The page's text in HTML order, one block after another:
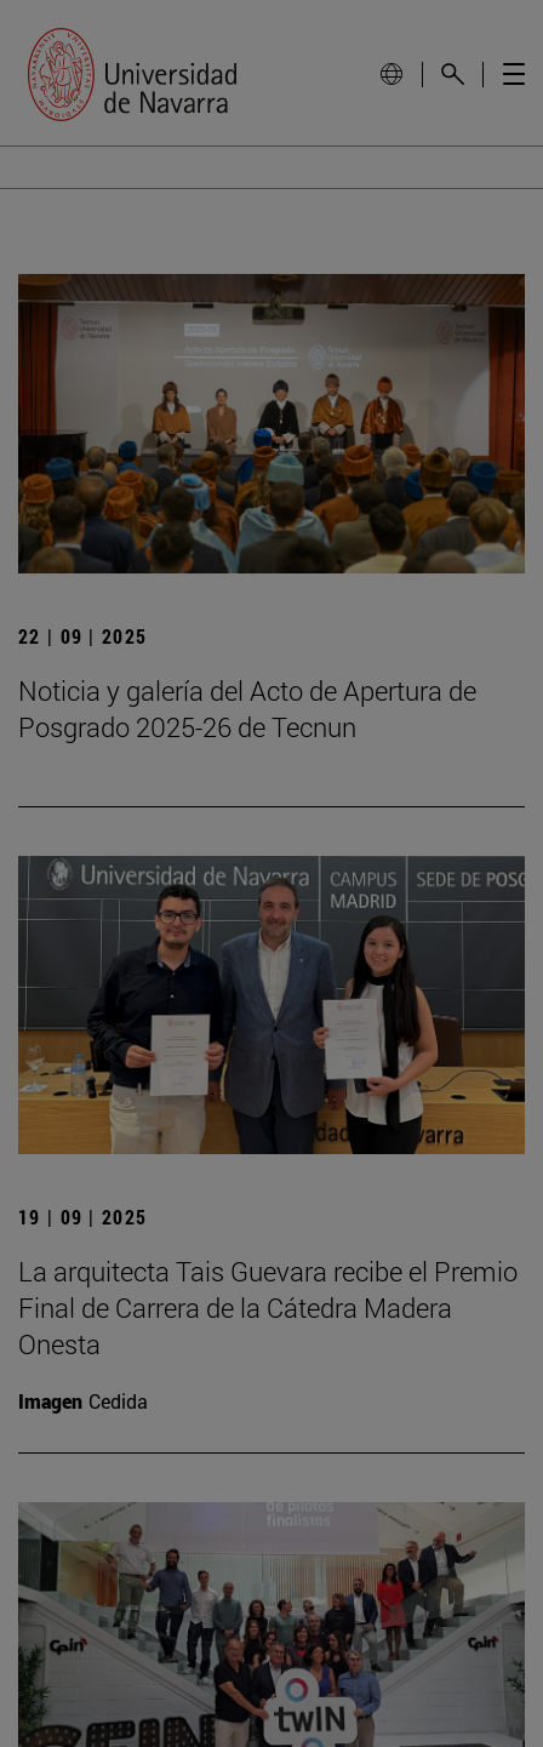
22 | 09 | 2025
Noticia y galería del Acto de Apertura de
Posgrado 2025-26 de Tecnun
19 | 09 | 2025
La arquitecta Tais Guevara recibe el Premio
Final de Carrera de la Cátedra Madera
Onesta
Imagen Cedida